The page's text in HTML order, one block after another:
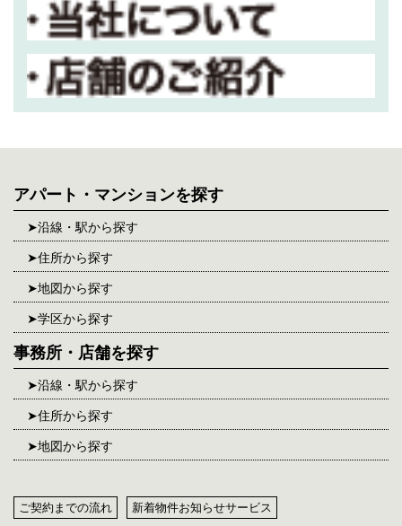
アパート・マンションを探す
沿線・駅から探す
住所から探す
地図から探す
学区から探す
事務所・店舗を探す
沿線・駅から探す
住所から探す
地図から探す
ご契約までの流れ 新着物件お知らせサービス